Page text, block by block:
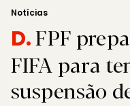
Notícias
D.FPF
FIFA para
suspensão